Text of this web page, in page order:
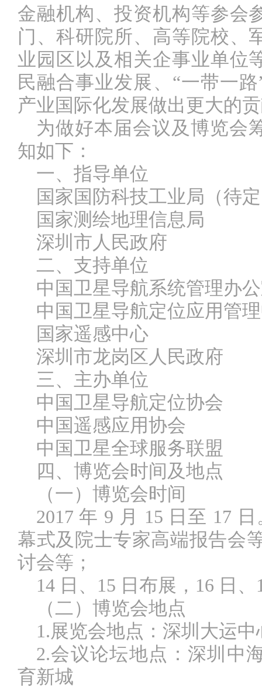
金融机构、投资机构等参会
门、科研院所、高等院校、
业园区以及相关企事业单位
民融合事业发展、 “一带一
产业国际化发展做出更大的
为做好本届会议及博览会
知如下：
一、指导单位
国家国防科技工业局（待
国家测绘地理信息局
深圳市人民政府
二、支持单位
中国卫星导航系统管理办
中国卫星导航定位应用管
国家遥感中心
深圳市龙岗区人民政府
三、主办单位
中国卫星导航定位协会
中国遥感应用协会
中国卫星全球服务联盟
四、博览会时间及地点
（一）博览会时间
2017 年 9 月 15 日至 17
幕式及院士专家高端报告会
讨会等；
14 日、15 日布展，16 日
（二）博览会地点
1.展览会地点：深圳大运
2.会议论坛地点：深圳中
育新城